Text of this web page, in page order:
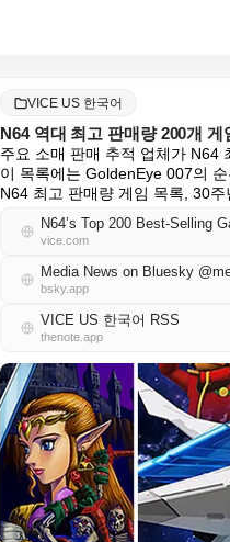
VICE US 한국어
N64 역대 최고 판매량 200개
주요 소매 판매 추적 업체가 N64
이 목록에는 GoldenEye 007의
N64 최고 판매량 게임 목록, 30
N64’s Top 200 Best-Selling
vice.com
Media News on Bluesky
bsky.app
VICE US 한국어 RSS
thenote.app